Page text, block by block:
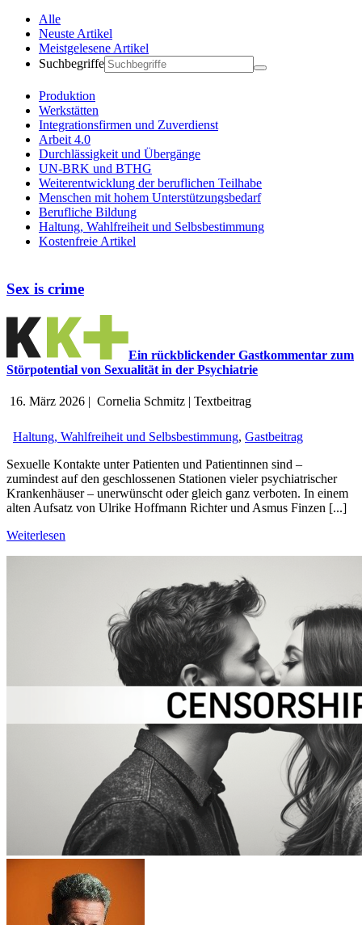
Alle
Neuste Artikel
Meistgelesene Artikel
Suchbegriffe
Produktion
Werkstätten
Integrationsfirmen und Zuverdienst
Arbeit 4.0
Durchlässigkeit und Übergänge
UN-BRK und BTHG
Weiterentwicklung der beruflichen Teilhabe
Menschen mit hohem Unterstützungsbedarf
Berufliche Bildung
Haltung, Wahlfreiheit und Selbsbestimmung
Kostenfreie Artikel
Sex is crime
Ein rückblickender Gastkommentar zum
Störpotential von Sexualität in der Psychiatrie
16. März 2026 | Cornelia Schmitz | Textbeitrag
Haltung, Wahlfreiheit und Selbsbestimmung, Gastbeitrag
Sexuelle Kontakte unter Patienten und Patientinnen sind –
zumindest auf den geschlossenen Stationen vieler psychiatrischer
Krankenhäuser – unerwünscht oder gleich ganz verboten. In einem
alten Aufsatz von Ulrike Hoffmann Richter und Asmus Finzen [...]
Weiterlesen